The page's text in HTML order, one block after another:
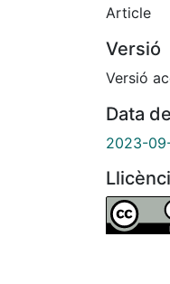
Article
Versió
Versió
Data
2023-